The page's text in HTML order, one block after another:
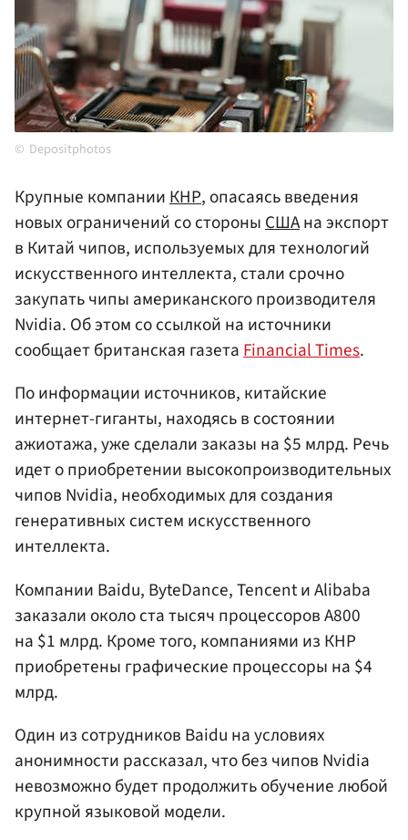
Depositphotos
Крупные компанииКНР, опасаясь введения
новых ограничений со стороныСШАна экспорт
в Китай чипов, используемых для технологий
искусственного интеллекта, стали срочно
закупать чипы американского производителя
Nvidia. Об этом со ссылкой на источники
сообщает британская газетаFinancial Times.
По информации источников, китайские
интернет-гиганты, находясь в состоянии
ажиотажа, уже сделали заказы на $5 млрд. Речь
идет о приобретении высокопроизводительных
чипов Nvidia, необходимых для создания
генеративных систем искусственного
интеллекта.
Компании Baidu, ByteDance, Tencent и Alibaba
заказали около ста тысяч процессоров A800
на $1 млрд. Кроме того, компаниями из КНР
приобретены графические процессоры на $4
млрд.
Один из сотрудников Baidu на условиях
анонимности рассказал, что без чипов Nvidia
невозможно будет продолжить обучение любой
крупной языковой модели.